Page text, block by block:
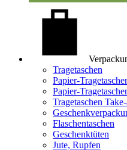
Tragetaschen
Papier-
Papier-
Tragetaschen
Flaschentaschen
Geschenktüten
Jute, Rupfen